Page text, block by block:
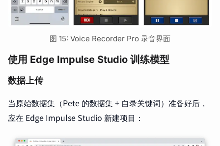
图 15: Voice Recorder Pro 录音界面
使用 Edge Impulse Studio 训练模型
数据上传
当原始数据集（Pete 的数据集 + 自录关键词）准备好后，
应在 Edge Impulse Studio 新建项目：